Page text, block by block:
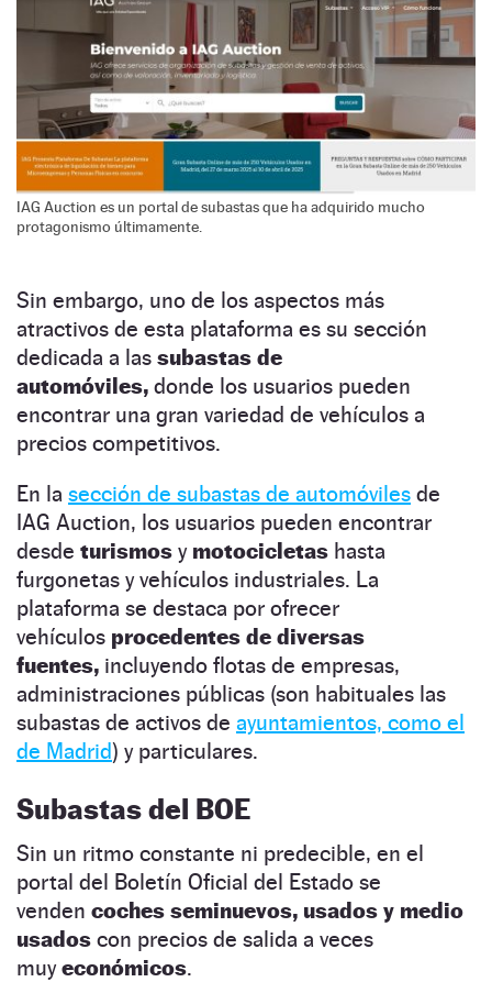
IAG Auction es un portal de subastas que ha adquirido mucho
protagonismo últimamente.
Sin embargo, uno de los aspectos más
atractivos de esta plataforma es su sección
dedicada a las subastas de
automóviles, donde los usuarios pueden
encontrar una gran variedad de vehículos a
precios competitivos.
En la sección de subastas de automóviles de
IAG Auction, los usuarios pueden encontrar
desde turismos y motocicletas hasta
furgonetas y vehículos industriales. La
plataforma se destaca por ofrecer
vehículos procedentes de diversas
fuentes, incluyendo flotas de empresas,
administraciones públicas (son habituales las
subastas de activos de ayuntamientos, como el
de Madrid) y particulares.
Subastas del BOE
Sin un ritmo constante ni predecible, en el
portal del Boletín Oficial del Estado se
venden coches seminuevos, usados y medio
usados con precios de salida a veces
muyeconómicos.